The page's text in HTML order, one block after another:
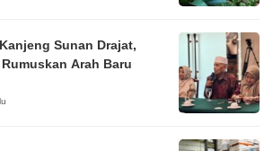
Sunan Drajat,
Arah Baru